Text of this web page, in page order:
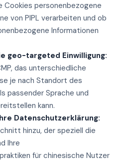
Cookies personenbezogene
von PIPL verarbeiten und ob
Informationen
geo-targeted Einwilligung:
das unterschiedliche
je nach Standort des
passender Sprache und
kann.
Datenschutzerklärung:
hinzu, der speziell die
Ihre
für chinesische Nutzer